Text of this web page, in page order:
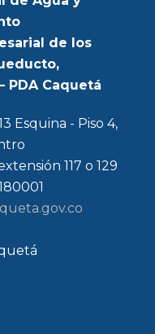
de los
PDA Caquetá
Esquina - Piso 4,
117 o 129